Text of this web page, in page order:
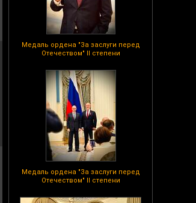
Медаль ордена "За заслуги перед
Отечеством" II степени
Медаль ордена "За заслуги перед
Отечеством" II степени